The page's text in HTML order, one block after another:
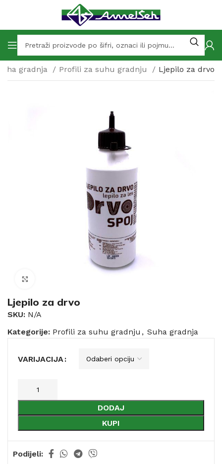
gradnja Profili za suhu gradnju Ljepilo za drvo
Ljepilo za drvo
SKU: N/A
Kategorije: Profili za suhu gradnju , Suha gradnja
VARIJACIJA
DODAJ
KUPI
Podijeli: